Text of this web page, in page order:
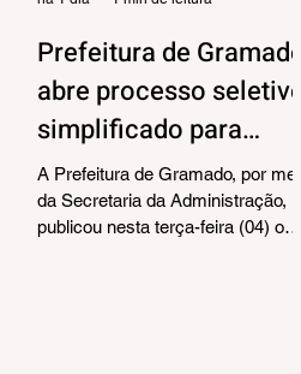
Prefeitura de Gramado
abre processo seletivo
simplificado para
contratação temporária
de professores
A Prefeitura de Gramado, por meio
da Secretaria da Administração,
publicou nesta terça-feira (04) o